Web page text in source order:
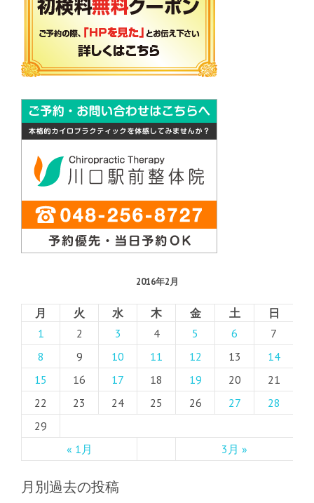
2016年2月
月 火 水 木 金 土 日
« 1月 3月 »
1 2 3 4 5 6
7
8
9 10 11 12 13
14
15
16 17 18 19 20
21
22
23 24 25 26 27
28
29
月別過去の投稿